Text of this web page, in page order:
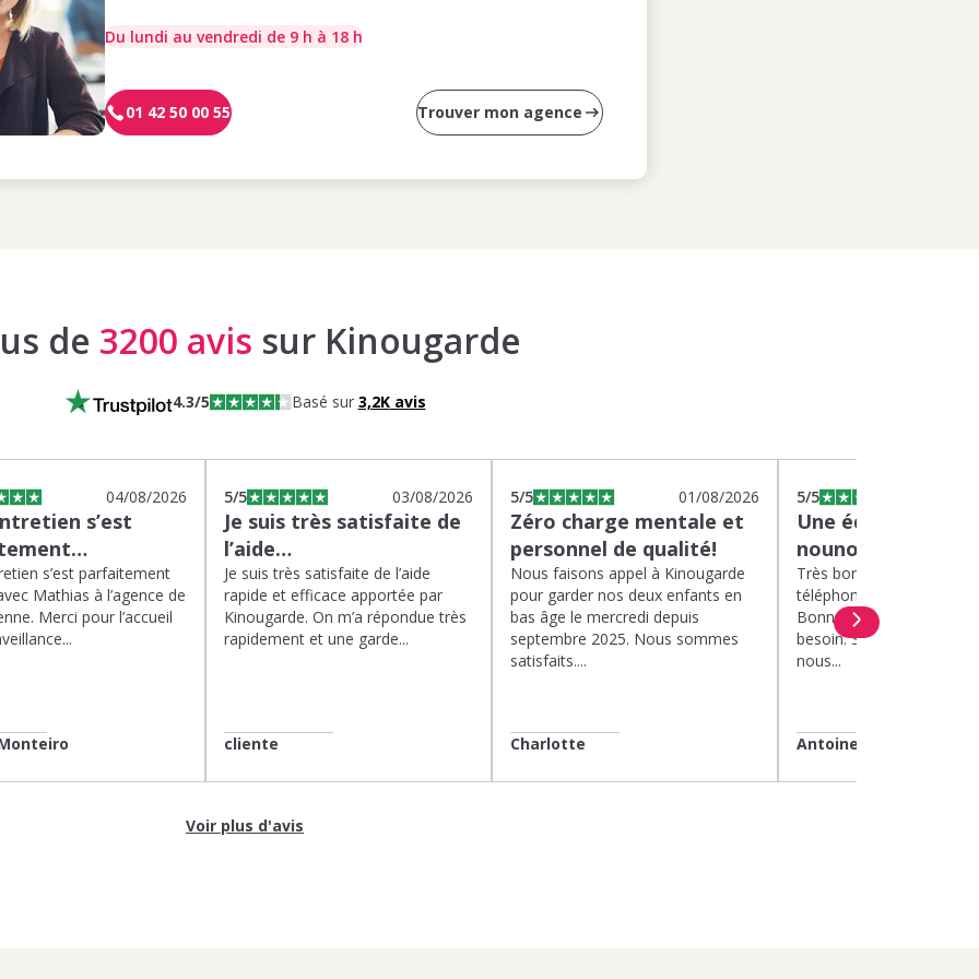
Du lundi au vendredi de 9 h à 18 h
01 42 50 00 55 Trouver mon agence
de 3200 avis sur Kinougarde
4.3/5 Basé sur 3,2Kavis
04/08/2026
s’est
s’est parfaitement
Mathias à l’agence de
Merci pour l’accueil
5/5 03/08/2026
Je suis très satisfaite de
l’aide…
Je suis très satisfaite de l’aide
rapide et efficace apportée par
Kinougarde. On m’a répondue très
rapidement et une garde...
cliente
5/5 01/08/2026
Zéro charge mentale et
personnel de qualité!
Nous faisons appel à Kinougarde
pour garder nos deux enfants en
bas âge le mercredi depuis
septembre 2025. Nous sommes
satisfaits....
Charlotte
5/5
Une équipe
nounou parfaite!
Très bons interlocuteurs
téléphone. Rapidité.
Bonne compréhension
besoin. Soucis du détail.
nous...
Antoine
Voir plus d'avis